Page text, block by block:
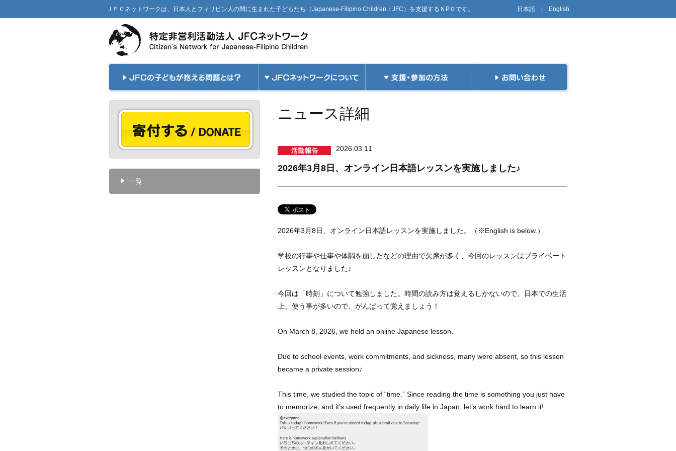
ＪＦＣネットワークは、日本人とフィリピン人の間に生まれた子どもたち（Japanese-Filipino Children：JFC）を支援するＮPＯです。 日本語 English
一覧
ニュース詳細
2026.03.11
2026年3月8日、オンライン日本語レッスンを実施しました♪
2026年3月8日、オンライン日本語レッスンを実施しました。（※English is below.）
学校の行事や仕事や体調を崩したなどの理由で欠席が多く、今回のレッスンはプライベート
レッスンとなりました♪
今回は「時刻」について勉強しました。時間の読み方は覚えるしかないので、日本での生活
上、使う事が多いので、がんばって覚えましょう！
On March 8, 2026, we held an online Japanese lesson.
Due to school events, work commitments, and sickness, many were absent, so this lesson
became a private session♪
This time, we studied the topic of “time.” Since reading the time is something you just have
to memorize, and it’s used frequently in daily life in Japan, let’s work hard to learn it!